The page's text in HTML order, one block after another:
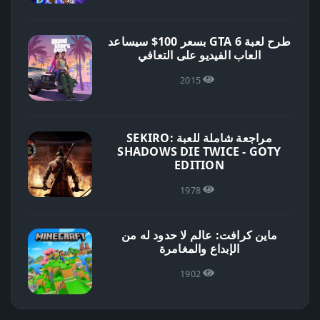
طرح لعبة GTA 6 بسعر 100$ سيساعد
العاب الفيديو على التعافي
2015
مراجعة شاملة للعبة SEKIRO:
SHADOWS DIE TWICE - GOTY
EDITION
1978
ماين كرافت: عالم لا حدود له من
الإبداع والمغامرة
1902